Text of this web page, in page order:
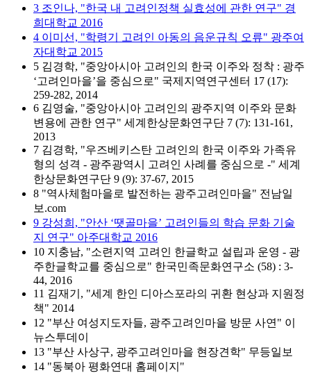
3 조인나, "한국 내 고려인정책 실효성에 관한 연구" 경
희대학교 2016
4 이미선, "학령기 고려인 아동의 음운규칙 오류" 광주여
자대학교 2015
5 김경학, "중앙아시아 고려인의 한국 이주와 정착 : 광주
‘고려인마을’을 중심으로" 국제지역연구센터 17 (17):
259-282, 2014
6 김영술, "중앙아시아 고려인의 광주지역 이주와 문화
변용에 관한 연구" 세계한상문화연구단 7 (7): 131-161,
2013
7 김경학, "우즈베키스탄 고려인의 한국 이주와 가족유
형의 성격 - 광주광역시 고려인 사례를 중심으로 -" 세계
한상문화연구단 9 (9): 37-67, 2015
8 "역사체험마을로 발전하는 광주고려인마을" 전남일
보.com
9 강성희, "안산 ‘땟골마을’ 고려인들의 학습 문화 기술
지 연구" 아주대학교 2016
10 지충남, "소련지역 고려인 한글학교 설립과 운영 - 광
주한글학교를 중심으로" 한국민족문화연구소 (58) : 3-
44, 2016
11 김재기, "세계 한인 디아스포라의 귀환 현상과 지원정
책" 2014
12 "부산 여성지도자들, 광주고려인마을 방문 사연" 이
뉴스투데이
13 "부산 사상구, 광주고려인마을 현장견학" 무등일보
14 "동북아 평화연대 홈페이지"